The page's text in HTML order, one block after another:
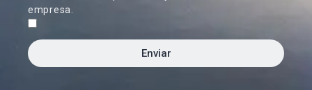
empresa.
Enviar